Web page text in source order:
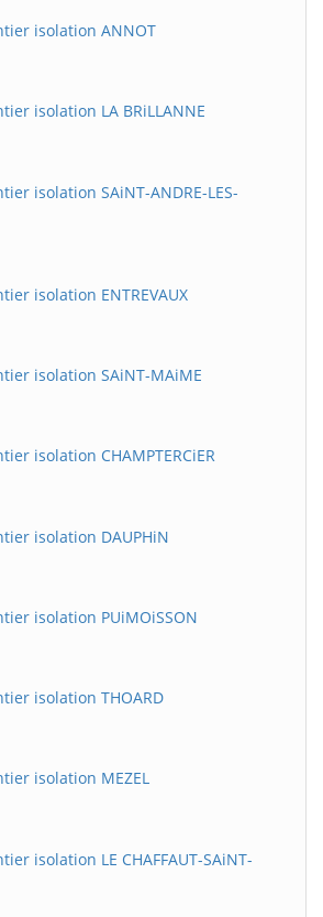
isolation ANNOT
isolation LA BRiLLANNE
isolation SAiNT-ANDRE-LES-
isolation ENTREVAUX
isolation SAiNT-MAiME
isolation CHAMPTERCiER
isolation DAUPHiN
isolation PUiMOiSSON
isolation THOARD
isolation MEZEL
isolation LE CHAFFAUT-SAiNT-